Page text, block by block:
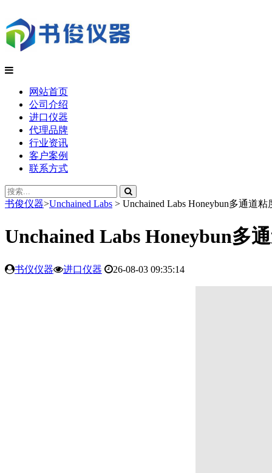
网站首页
公司介绍
进口仪器
代理品牌
行业资讯
客户案例
联系方式
书俊仪器>Unchained Labs > Unchained Labs Honeybun多通道
Unchained Labs Honeybun多
书仪仪器 进口仪器 26-08-03 09:35:14